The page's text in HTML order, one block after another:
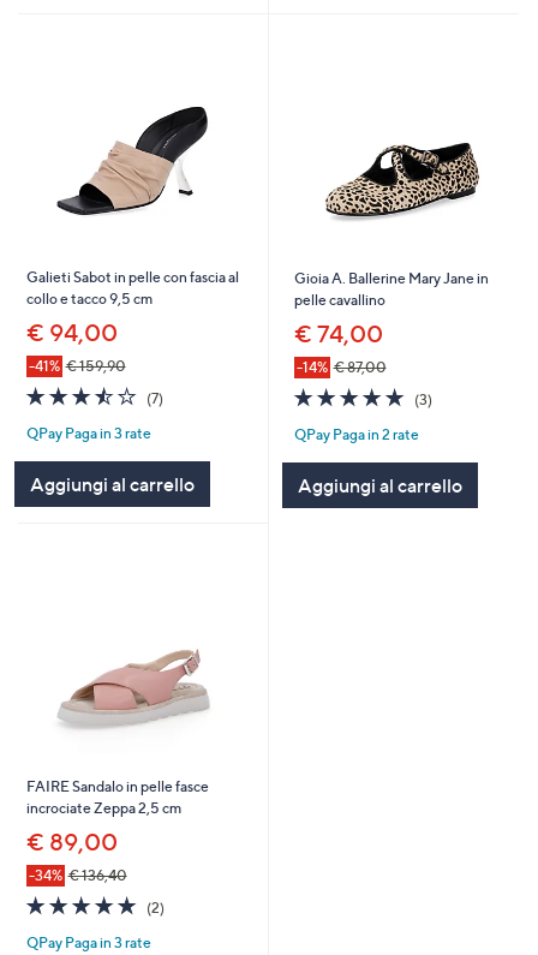
Galieti Sabot in pelle con fascia al
collo e tacco 9,5 cm
€ 94,00
-41% € 159,90
3.4
of
5
(7)7
QPay Paga in 3 rate
Aggiungi al carrello
Gioia A. Ballerine Mary Jane in
pelle cavallino
€ 74,00
-14% € 87,00
4.7
of
5
(3)3
QPay Paga in 2 rate
Aggiungi al carrello
FAIRE Sandalo in pelle fasce
incrociate Zeppa 2,5 cm
€ 89,00
-34% € 136,40
5.0
of
5
(2)2
QPay Paga in 3 rate